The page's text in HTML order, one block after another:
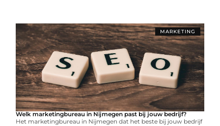
MARKETING
Welk marketingbureau in Nijmegen past bij jouw bedrijf?
Het marketingbureau in Nijmegen dat het beste bij jouw bedrijf